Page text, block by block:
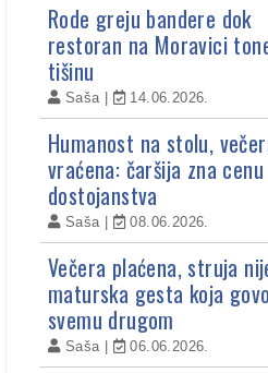
Rode greju bandere dok
restoran na Moravici
tišinu
Saša 14.06.2026.
Humanost na stolu,
vraćena: čaršija zna cenu
dostojanstva
Saša 08.06.2026.
Večera plaćena, struja
maturska gesta koja
svemu drugom
Saša 06.06.2026.